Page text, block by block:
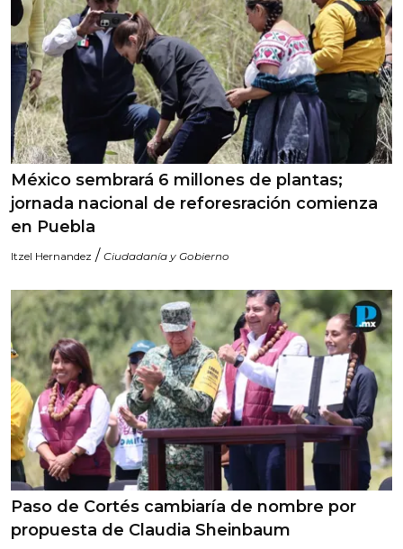
México sembrará 6 millones de plantas;
jornada nacional de reforesración comienza
en Puebla
Itzel Hernandez / Ciudadanía y Gobierno
Paso de Cortés cambiaría de nombre por
propuesta de Claudia Sheinbaum